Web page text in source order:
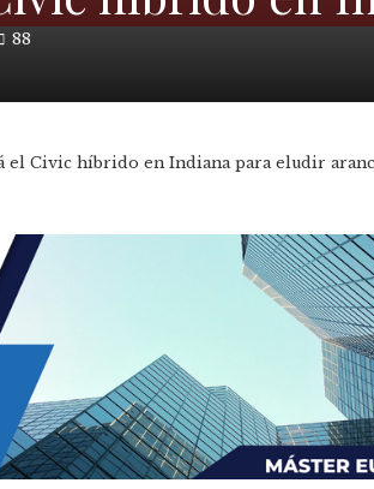
88
el Civic híbrido en Indiana para eludir